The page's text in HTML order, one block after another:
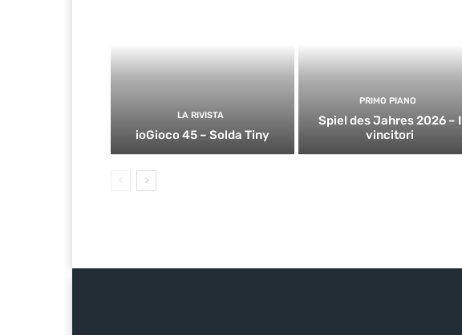
LA RIVISTA
ioGioco 45 – Solda Tiny
PRIMO PIANO
Spiel des Jahres 2026 – I
vincitori